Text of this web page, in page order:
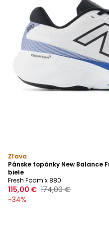
Zľava
Pánske topánky New Balance
biele
Fresh Foam x 880
115,00 € 174,00 €
-34%